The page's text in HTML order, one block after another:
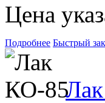
Цена
Подробнее Быстрый